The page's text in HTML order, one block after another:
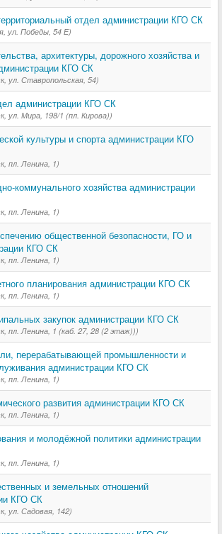
отдел администрации КГО СК
ул. Победы, 54 Е)
архитектуры, дорожного хозяйства и
КГО СК
ул. Ставропольская, 54)
администрации КГО СК
ул. Мира, 198/1 (пл. Кирова))
культуры и спорта администрации КГО
пл. Ленина, 1)
коммунального хозяйства администрации
пл. Ленина, 1)
общественной безопасности, ГО и
КГО СК
пл. Ленина, 1)
планирования администрации КГО СК
пл. Ленина, 1)
закупок администрации КГО СК
пл. Ленина, 1 (каб. 27, 28 (2 этаж)))
перерабатывающей промышленности и
администрации КГО СК
пл. Ленина, 1)
развития администрации КГО СК
пл. Ленина, 1)
и молодёжной политики администрации
пл. Ленина, 1)
и земельных отношений
КГО СК
ул. Садовая, 142)